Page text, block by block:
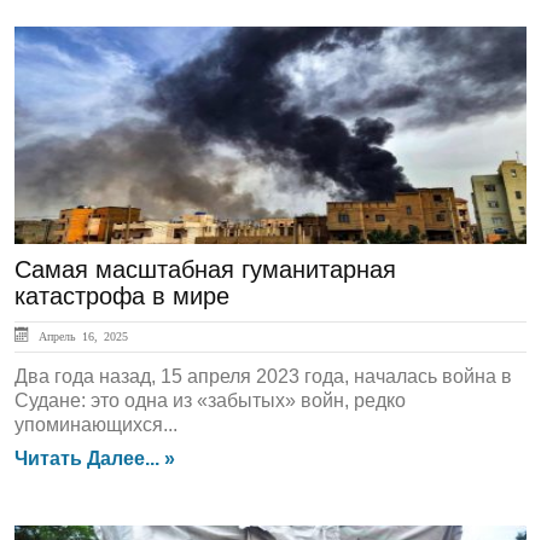
ЛЕНТА НОВОСТЕЙ
Самая масштабная гуманитарная
катастрофа в мире
Апрель 16, 2025
Два года назад, 15 апреля 2023 года, началась война в
Судане: это одна из «забытых» войн, редко
упоминающихся...
Читать Далее... »